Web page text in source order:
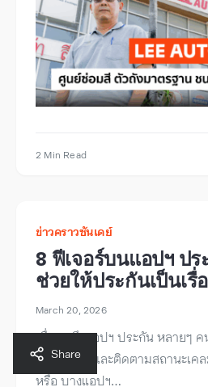
2 Min Read
ข่าวคราวซันเดย์
8 ฟีเจอร์บนแอปฯ ปร
ช่วยให้ประกันเป็นเรื่
March 20, 2026
เมื่อพูดถึงแอปฯ ประกัน หลายๆ
สามารถยื่นและติดตามสถานะเคล
หรือ บางแอปฯ…
Share